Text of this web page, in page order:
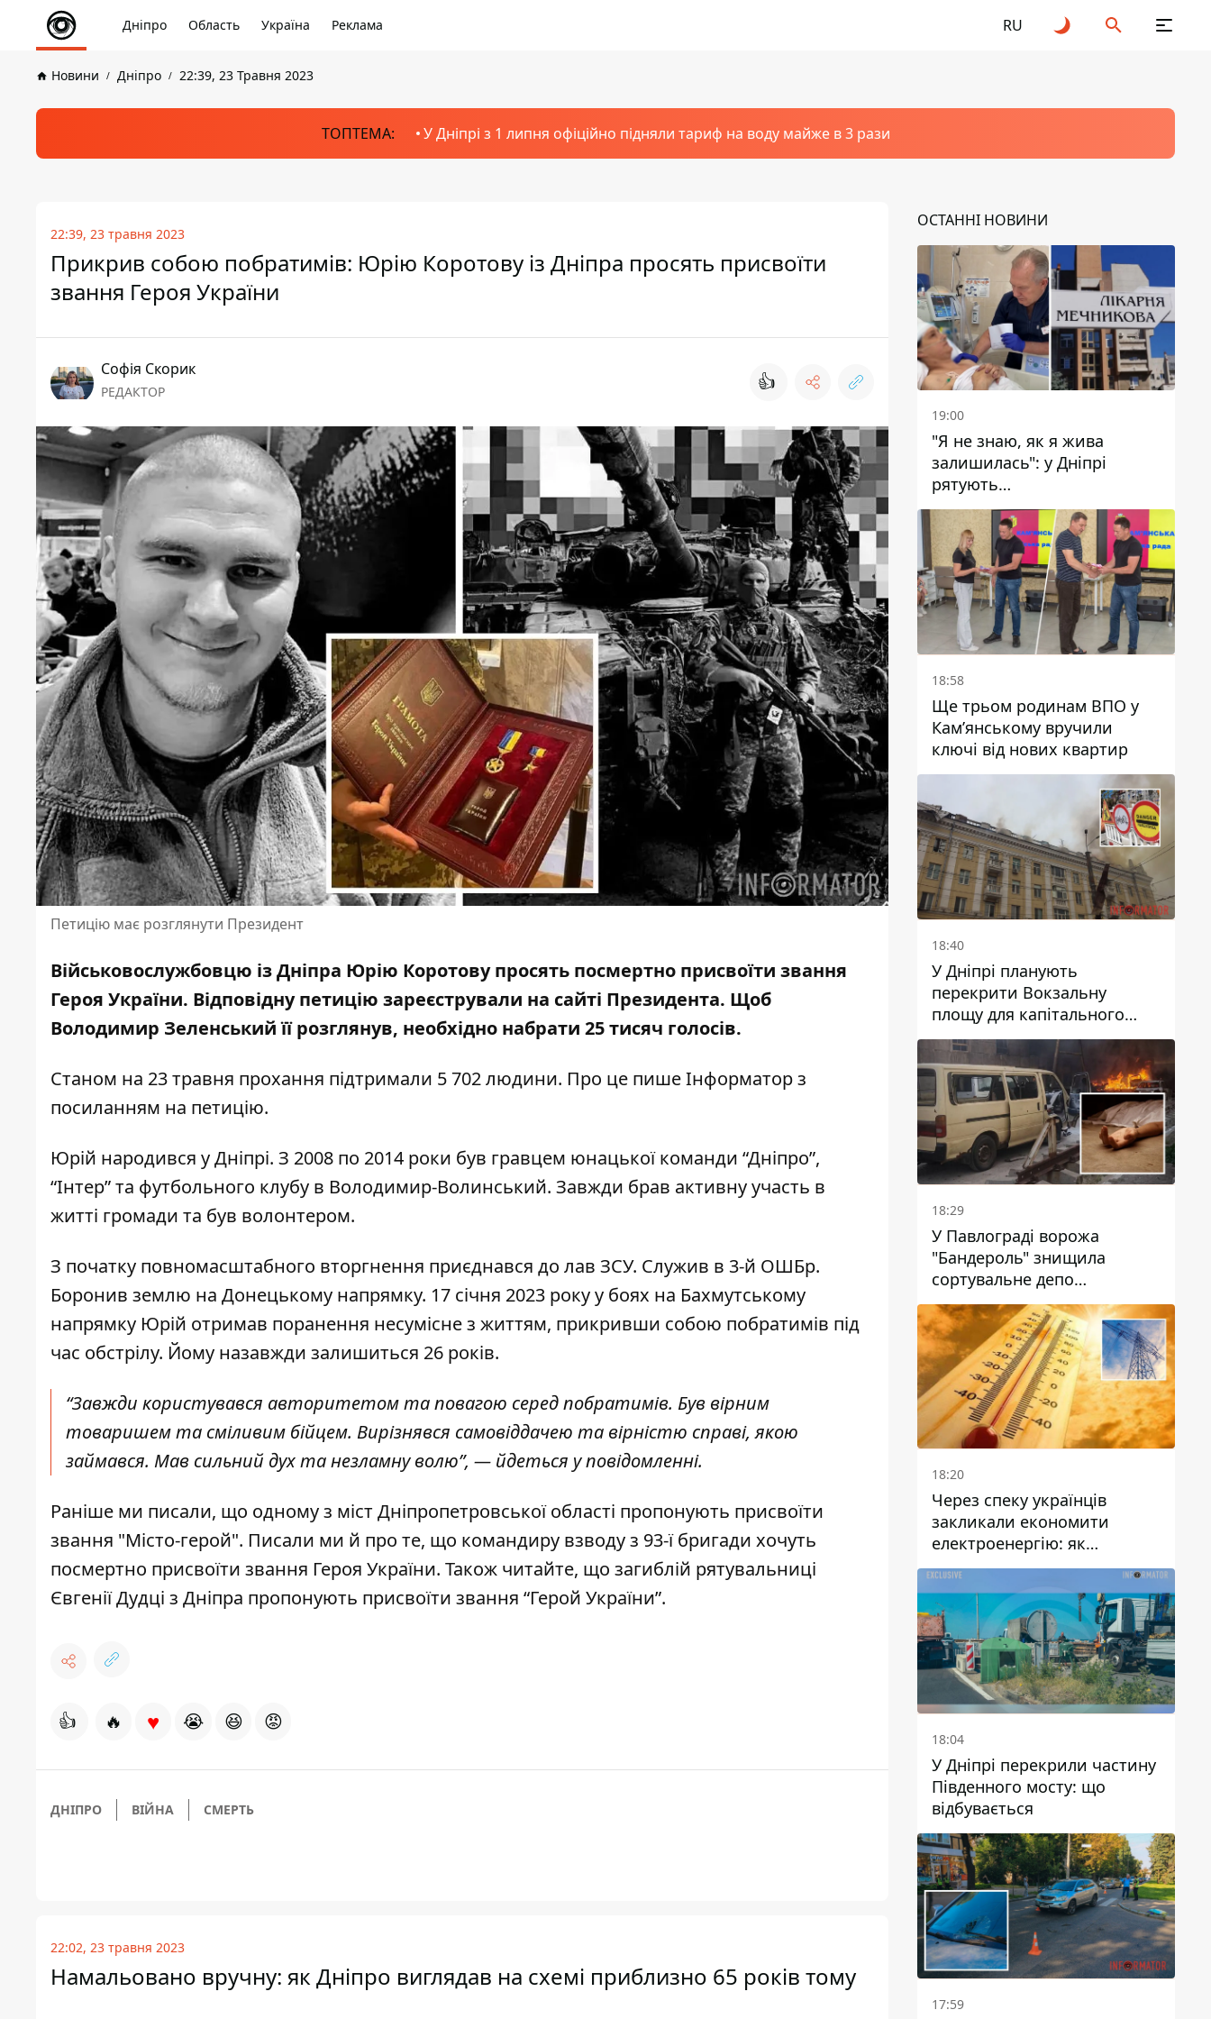
Дніпро Область Україна Реклама RU
Новини Дніпро 22:39, 23 Травня 2023
ТОПТЕМА: У Дніпрі з 1 липня офіційно підняли тариф на воду майже в 3 рази
22:39, 23 травня 2023
Прикрив собою побратимів: Юрію Коротову із Дніпра просять присвоїти
звання Героя України
Софія Скорик
РЕДАКТОР 👍
Петицію має розглянути Президент
Військовослужбовцю із Дніпра Юрію Коротову просять посмертно присвоїти звання
Героя України. Відповідну петицію зареєстрували на сайті Президента. Щоб
Володимир Зеленський її розглянув, необхідно набрати 25 тисяч голосів.
Станом на 23 травня прохання підтримали 5 702 людини. Про це пише Інформаторз
посиланням на петицію.
Юрій народився у Дніпрі. З 2008 по 2014 роки був гравцем юнацької команди “Дніпро”,
“Інтер” та футбольного клубу в Володимир-Волинський. Завжди брав активну участь в
житті громади та був волонтером.
З початку повномасштабного вторгнення приєднався до лав ЗСУ. Служив в 3-й ОШБр.
Боронив землю на Донецькому напрямку. 17 січня 2023 року у боях на Бахмутському
напрямку Юрій отримав поранення несумісне з життям, прикривши собою побратимів під
час обстрілу. Йому назавжди залишиться 26 років.
“Завжди користувався авторитетом та повагою серед побратимів. Був вірним
товаришем та сміливим бійцем. Вирізнявся самовіддачею та вірністю справі, якою
займався. Мав сильний дух та незламну волю”, — йдеться у повідомленні.
Раніше ми писали, що одному з міст Дніпропетровської області пропонують присвоїти
звання "Місто-герой". Писали ми й про те, що командиру взводу з 93-ї бригади хочуть
посмертно присвоїти звання Героя України. Також читайте, що загиблій рятувальниці
Євгенії Дудці з Дніпра пропонують присвоїти звання “Герой України”.
👍 🔥 ♥ 😭 😆 😡
ДНІПРО ВІЙНА СМЕРТЬ
22:02, 23 травня 2023
Намальовано вручну: як Дніпро виглядав на схемі приблизно 65 років тому
ОСТАННІ НОВИНИ
19:00
"Я не знаю, як я жива
залишилась": у Дніпрі
рятують
військовослужбовицю та
мати чотирьох дітей, яку
поранив КАБ
18:58
Ще трьом родинам ВПО у
Кам’янському вручили
ключі від нових квартир
18:40
У Дніпрі планують
перекрити Вокзальну
площу для капітального
ремонту будинку, в який
влучила ворожа ракета: які
терміни
18:29
У Павлограді ворожа
"Бандероль" знищила
сортувальне депо
"Укрпошти" та вбила двох
працівниць
18:20
Через спеку українців
закликали економити
електроенергію: як
уникнути перевантаження
мереж
18:04
У Дніпрі перекрили частину
Південного мосту: що
відбувається
17:59